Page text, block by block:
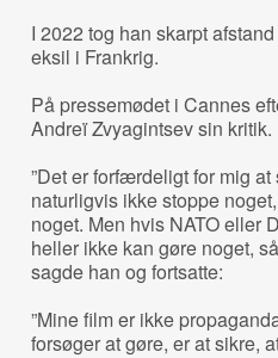
I 2022 tog han skarpt
eksil i Frankrig.
På pressemødet i Cannes
Andreï Zvyagintsev sin kritik.
”Det er forfærdeligt for mig
naturligvis ikke stoppe
noget. Men hvis NATO eller
heller ikke kan gøre noget,
sagde han og fortsatte:
”Mine film er ikke
forsøger at gøre, er at sikre,